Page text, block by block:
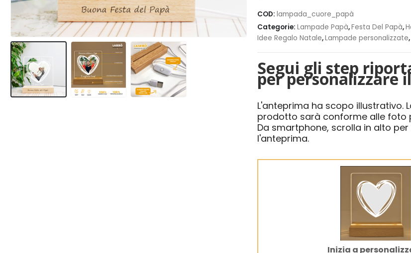
COD: lampada_cuore_papà
Categorie: Lampade Papà,Festa Del Papà,
Idee Regalo Natale,Lampade personalizzate,
Segui gli step
per personalizzare
L'anteprima ha scopo illustrativo.
prodotto sarà conforme alle foto
Da smartphone, scrolla in alto per
l'anteprima.
Inizia a